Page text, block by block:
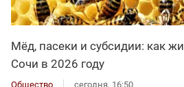
Мёд, пасеки и субсидии: как
Сочи в 2026 году
Общество сегодня, 16:50